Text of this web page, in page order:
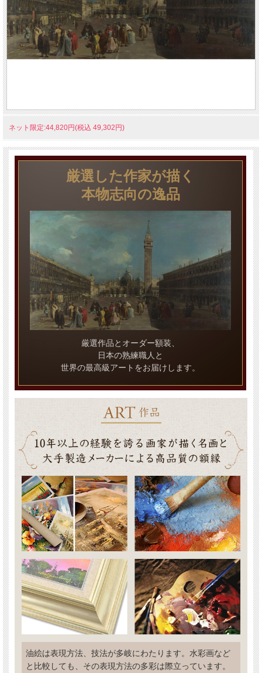
ネット限定:44,820円(税込 49,302円)
厳選した作家が描く
本物志向の逸品
厳選作品とオーダー額装、
日本の熟練職人と
世界の最高級アートをお届けします。
油絵は表現方法、技法が多岐にわたります。水彩画など
と比較しても、その表現方法の多彩は際立っています。